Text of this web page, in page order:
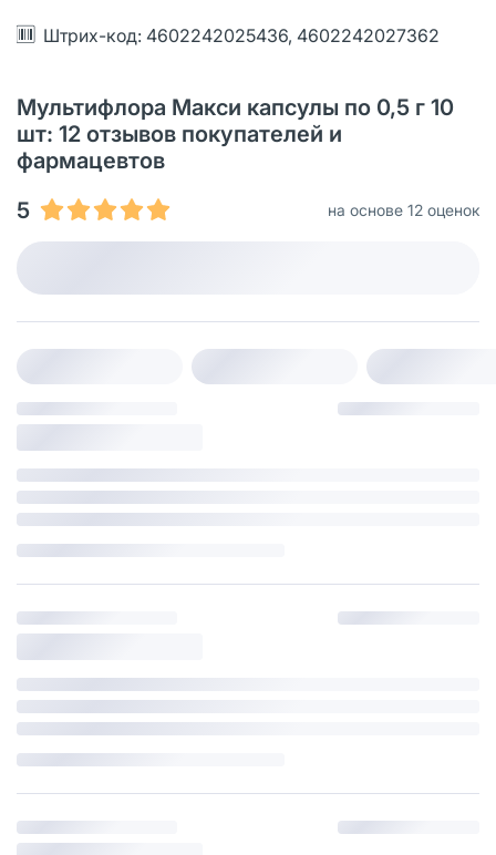
Штрих-код: 4602242025436, 4602242027362
Мультифлора Макси капсулы по 0,5 г 10
шт: 12 отзывов покупателей и
фармацевтов
5
на основе 12 оценок